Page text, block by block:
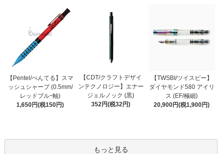
【Pentel/ぺんてる】スマ
ッシュシャープ (0.5mm/
レッドブルｰ軸)
1,650円(税150円)
【CDT/クラフトデザイ
ンテクノロジー】エナー
ジェルノック (黒)
352円(税32円)
【TWSBI/ツイスビー】
ダイヤモンド580 アイリ
ス (EF/極細)
20,900円(税1,900円)
もっと見る